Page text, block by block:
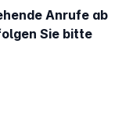
Anrufe ab
Sie bitte